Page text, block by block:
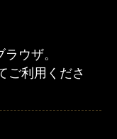
ウザ。
ご利用くださ